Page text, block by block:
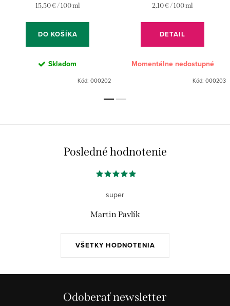
Jednotková
15,50 € / 100 ml
DO KOŠÍKA
Skladom
Kód: 000202
Jednotková
2,10 € / 100 ml
DETAIL
Momentálne nedostupné
Kód: 000203
Posledné hodnotenie
VŠETKY HODNOTENIA
super
Martin Pavlík
Odoberať newsletter